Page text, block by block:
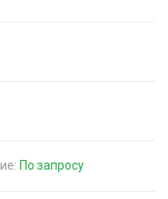
По запросу